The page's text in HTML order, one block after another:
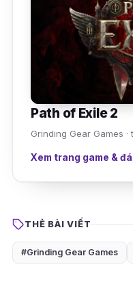
Path of Exile 2
Grinding Gear Games
Xem trang game &
THẺ BÀI VIẾT
#Grinding Gear Games